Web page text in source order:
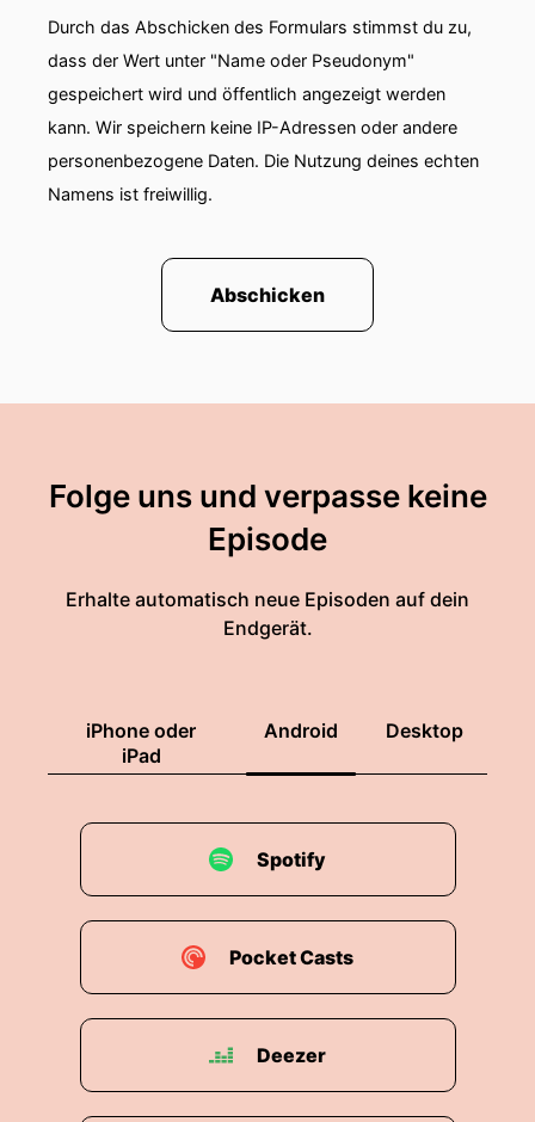
Durch das Abschicken des Formulars stimmst du zu,
dass der Wert unter "Name oder Pseudonym"
gespeichert wird und öffentlich angezeigt werden
kann. Wir speichern keine IP-Adressen oder andere
personenbezogene Daten. Die Nutzung deines echten
Namens ist freiwillig.
Abschicken
Folge uns und verpasse keine
Episode
Erhalte automatisch neue Episoden auf dein
Endgerät.
iPhone oder
iPad
Android Desktop
Spotify
Pocket Casts
Deezer